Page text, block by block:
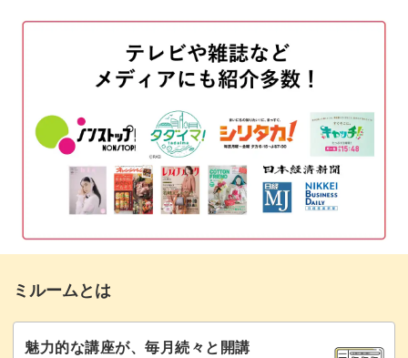
仕上がりを美しくするテクニック
を、わかりやすく説明します。
溶けないように2層目のろうを注ぐコツ、香りを強くした
い場合のポイントなど、初心者の方にもぜひマスターして
一層目のろうを着色する
一層目のろうを型に注ぐ
二層目のろうを着色して型に注ぐ 08:48
リボンを通して仕上げる
形が綺麗に仕上がらなかった場合の対処法
まとめ 14:36
ミルームとは
魅力的な講座が、毎月続々と開講